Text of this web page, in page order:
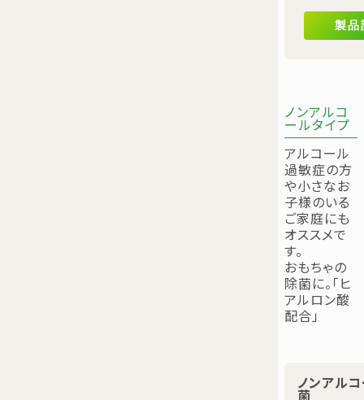
製品
ノンアルコ
ールタイプ
アルコール
過敏症の方
や小さなお
子様のいる
ご家庭にも
オススメで
す。
おもちゃの
除菌に。「ヒ
アルロン酸
配合」
ノンアル
菌